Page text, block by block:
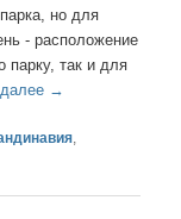
но для
- расположение
парку, так и для
→
,